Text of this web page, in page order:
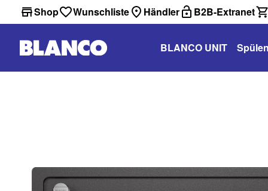
Shop Wunschliste Händler B2B-Extranet
BLANCO UNIT